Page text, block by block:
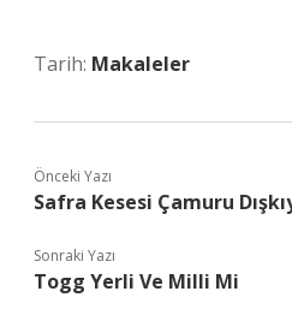
Tarih: Makaleler
Önceki Yazı
Safra Kesesi Çamuru
Sonraki Yazı
Togg Yerli Ve Milli Mi